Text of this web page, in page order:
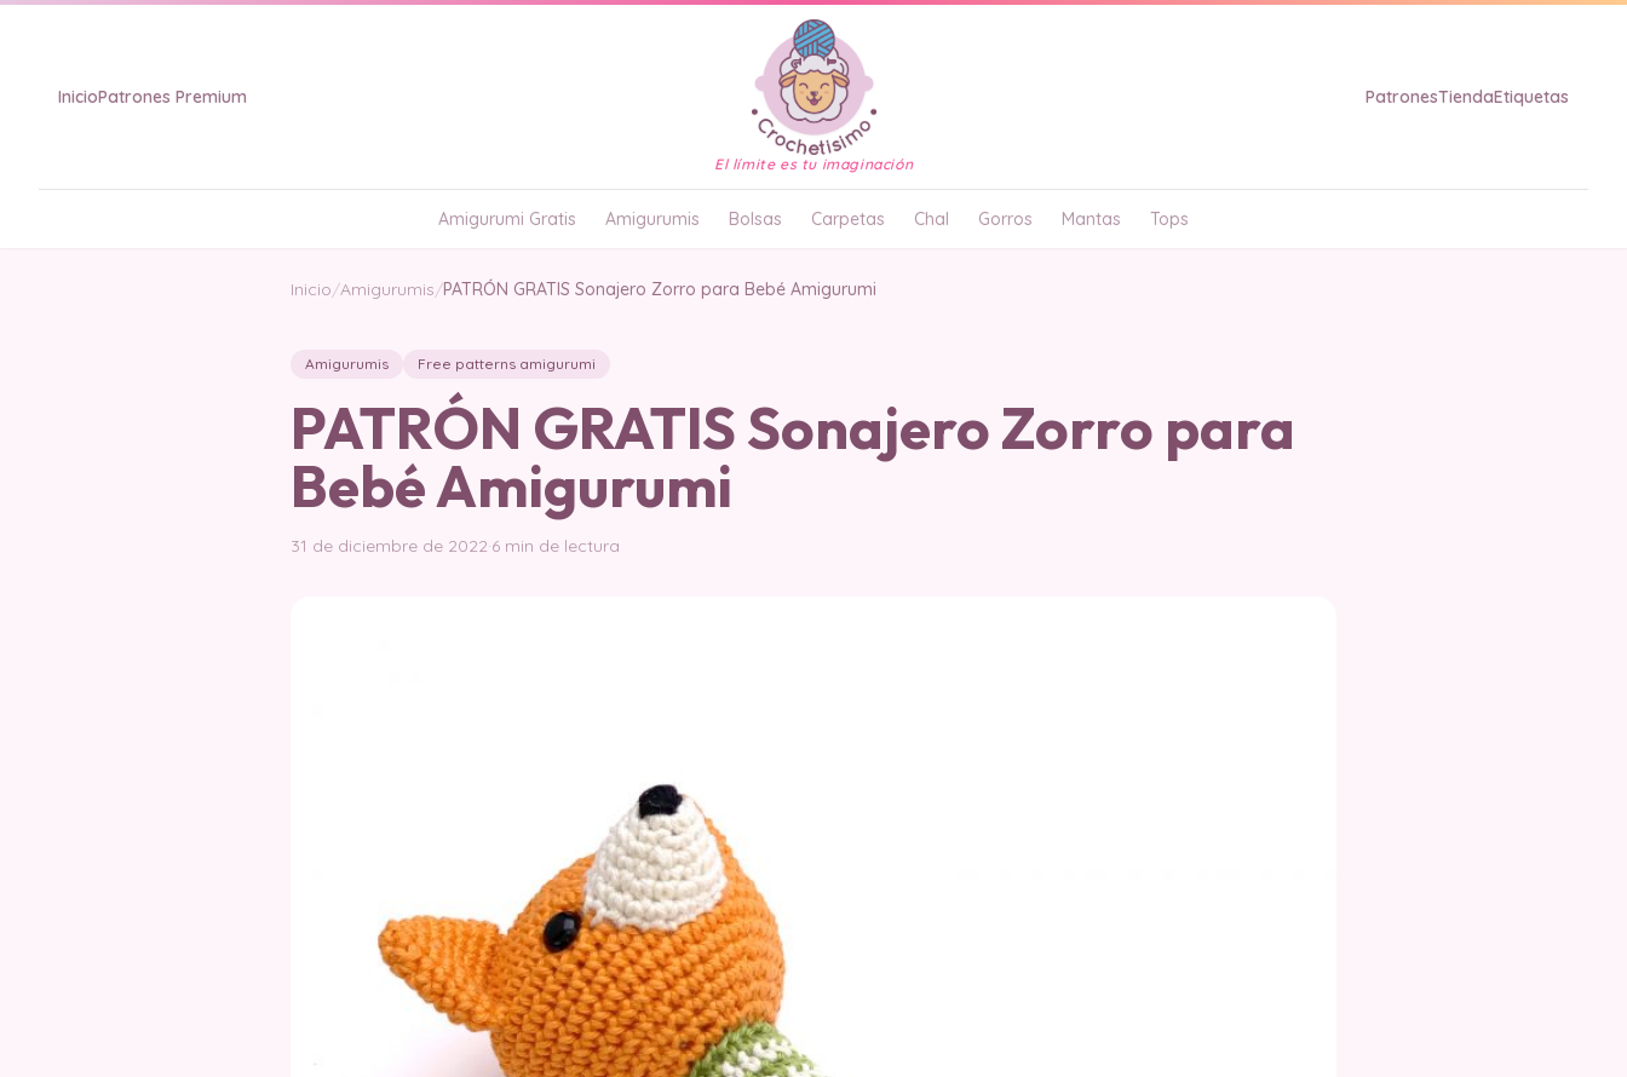
InicioPatrones Premium
El límite es tu imaginación
PatronesTiendaEtiquetas
Amigurumi Gratis Amigurumis Bolsas Carpetas Chal Gorros Mantas Tops
Inicio/Amigurumis/PATRÓN GRATIS Sonajero Zorro para Bebé Amigurumi
Amigurumis Free patterns amigurumi
PATRÓN GRATIS Sonajero Zorro para
Bebé Amigurumi
31 de diciembre de 2022·6 min de lectura